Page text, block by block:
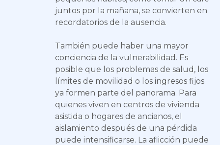
juntos por la mañana, se convierten en
recordatorios de la ausencia.
También puede haber una mayor
conciencia de la vulnerabilidad. Es
posible que los problemas de salud, los
límites de movilidad o los ingresos fijos
ya formen parte del panorama. Para
quienes viven en centros de vivienda
asistida o hogares de ancianos, el
aislamiento después de una pérdida
puede intensificarse. La aflicción puede